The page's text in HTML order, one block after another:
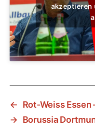
akzeptieren
←
Rot-Weiss Essen
→ Borussia